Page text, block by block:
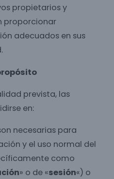
propietarios y
proporcionar
adecuados en sus
prevista, las
en:
necesarias para
y el uso normal del
como
» o de «sesión«) o